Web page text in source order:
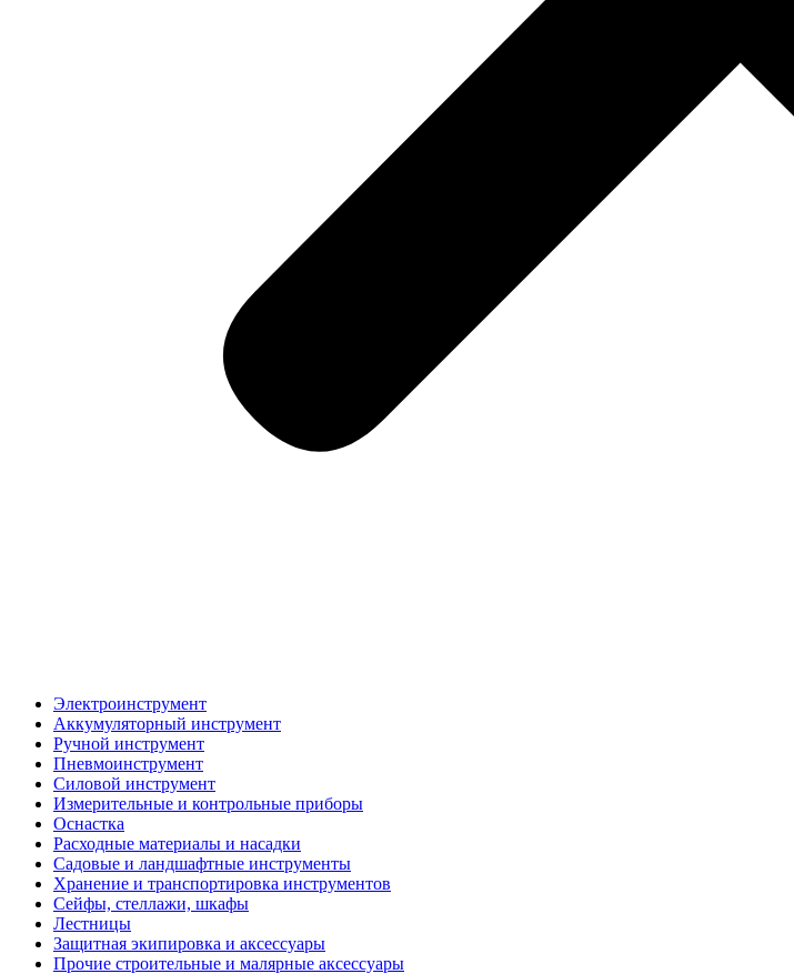
Электроинструмент
Аккумуляторный инструмент
Ручной инструмент
Пневмоинструмент
Силовой инструмент
Измерительные и контрольные приборы
Оснастка
Расходные материалы и насадки
Садовые и ландшафтные инструменты
Хранение и транспортировка инструментов
Сейфы, стеллажи, шкафы
Лестницы
Защитная экипировка и аксессуары
Прочие строительные и малярные аксессуары